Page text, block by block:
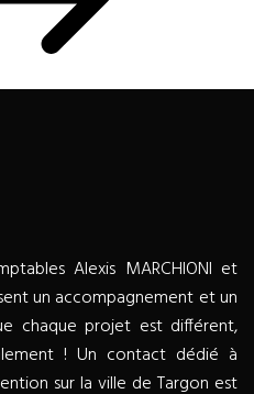
Alexis MARCHIONI et
un accompagnement et un
chaque projet est différent,
! Un contact dédié à
sur la ville de Targon est